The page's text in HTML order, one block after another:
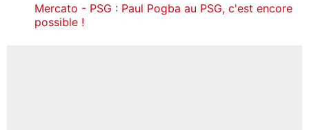
Mercato - PSG : Paul Pogba au PSG, c'est encore
possible !